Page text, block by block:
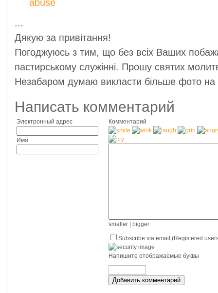
...
Дякую за привітання!
Погоджуюсь з тим, що без всіх Ваших
пастирському служінні. Прошу святих
Незабаром думаю викласти більше фото на
Написать комментарий
Электронный адрес
Имя
Комментарий
smaller bigger
Subscribe via email (Registered
Напишите отображаемые буквы
Добавить комментарий